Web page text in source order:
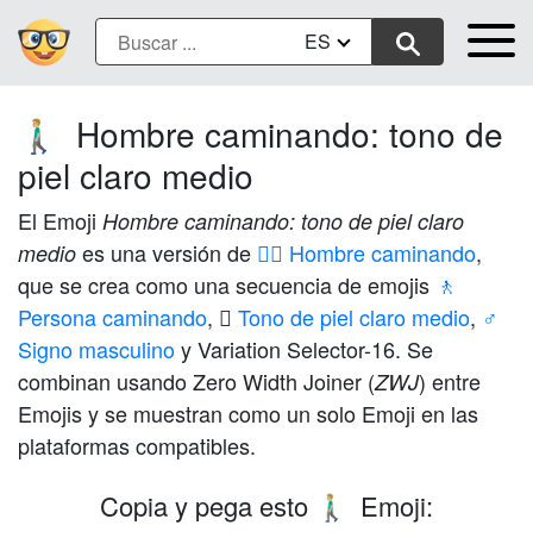
ES
🚶🏼‍♂️
Hombre caminando: tono de
piel claro medio
El Emoji Hombre caminando: tono de piel claro
medio es una versión de 🚶‍♂️ Hombre caminando,
que se crea como una secuencia de emojis 🚶
Persona caminando, 🏼 Tono de piel claro medio, ♂️
Signo masculinoy Variation Selector-16. Se
combinan usando Zero Width Joiner (ZWJ) entre
Emojis y se muestran como un solo Emoji en las
plataformas compatibles.
Copia y pega esto 🚶🏼‍♂️ Emoji: